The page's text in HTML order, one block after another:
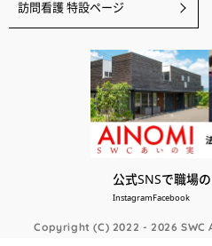
訪問看護 特設ページ
公式SNSで職場
InstagramFacebook
Copyright (C) 2022 - 2026